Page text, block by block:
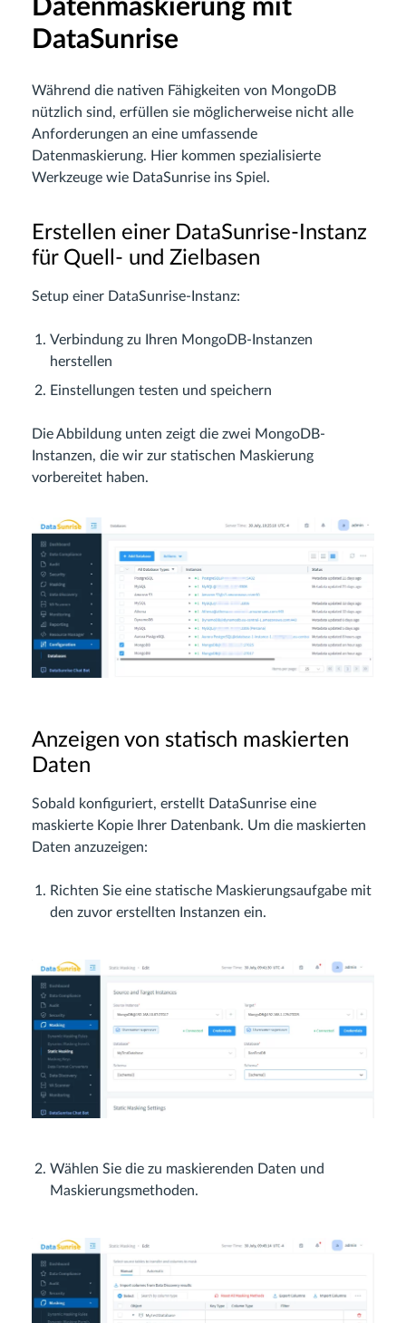
Datenmaskierung mit
DataSunrise
Während die nativen Fähigkeiten von MongoDB
nützlich sind, erfüllen sie möglicherweise nicht alle
Anforderungen an eine umfassende
Datenmaskierung. Hier kommen spezialisierte
Werkzeuge wie DataSunrise ins Spiel.
Erstellen einer DataSunrise-Instanz
für Quell- und Zielbasen
Setup einer DataSunrise-Instanz:
Verbindung zu Ihren MongoDB-Instanzen
herstellen
Einstellungen testen und speichern
Die Abbildung unten zeigt die zwei MongoDB-
Instanzen, die wir zur statischen Maskierung
vorbereitet haben.
Anzeigen von statisch maskierten
Daten
Sobald konfiguriert, erstellt DataSunrise eine
maskierte Kopie Ihrer Datenbank. Um die maskierten
Daten anzuzeigen:
Richten Sie eine statische Maskierungsaufgabe mit
den zuvor erstellten Instanzen ein.
Wählen Sie die zu maskierenden Daten und
Maskierungsmethoden.